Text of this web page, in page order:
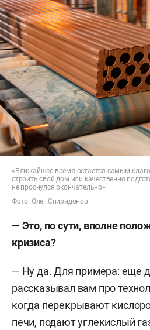
«Ближайшее время остается самым
строить свой дом или качественно
не проснулся окончательно»
Фото: Олег Спиридонов
— Это, по сути, вполне
кризиса?
— Ну да. Для примера: еще
рассказывал вам про
когда перекрывают
печи, подают углекислый